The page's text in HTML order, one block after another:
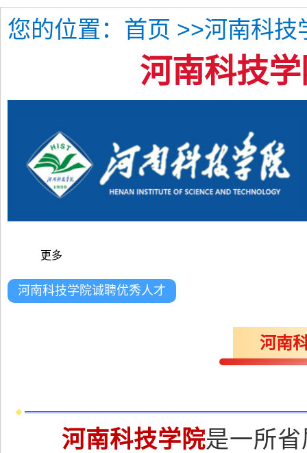
您的位置： 首页 >>河南科技
河南科技
更多
河南科技学院诚聘优秀人才
河南
河南科技学院是一所